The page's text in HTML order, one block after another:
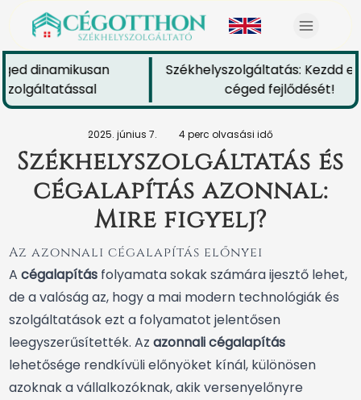
dinamikusan
Székhelyszolgáltatás: Kezdd el
céged fejlődését!
2025. június 7. 4 perc olvasási idő
Székhelyszolgáltatás és
cégalapítás azonnal:
Mire figyelj?
Az azonnali cégalapítás előnyei
A cégalapítás folyamata sokak számára ijesztő lehet,
de a valóság az, hogy a mai modern technológiák és
szolgáltatások ezt a folyamatot jelentősen
leegyszerűsítették. Az azonnali cégalapítás
lehetősége rendkívüli előnyöket kínál, különösen
azoknak a vállalkozóknak, akik versenyelőnyre